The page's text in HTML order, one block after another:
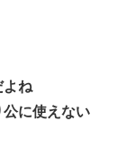
よね
に使えない